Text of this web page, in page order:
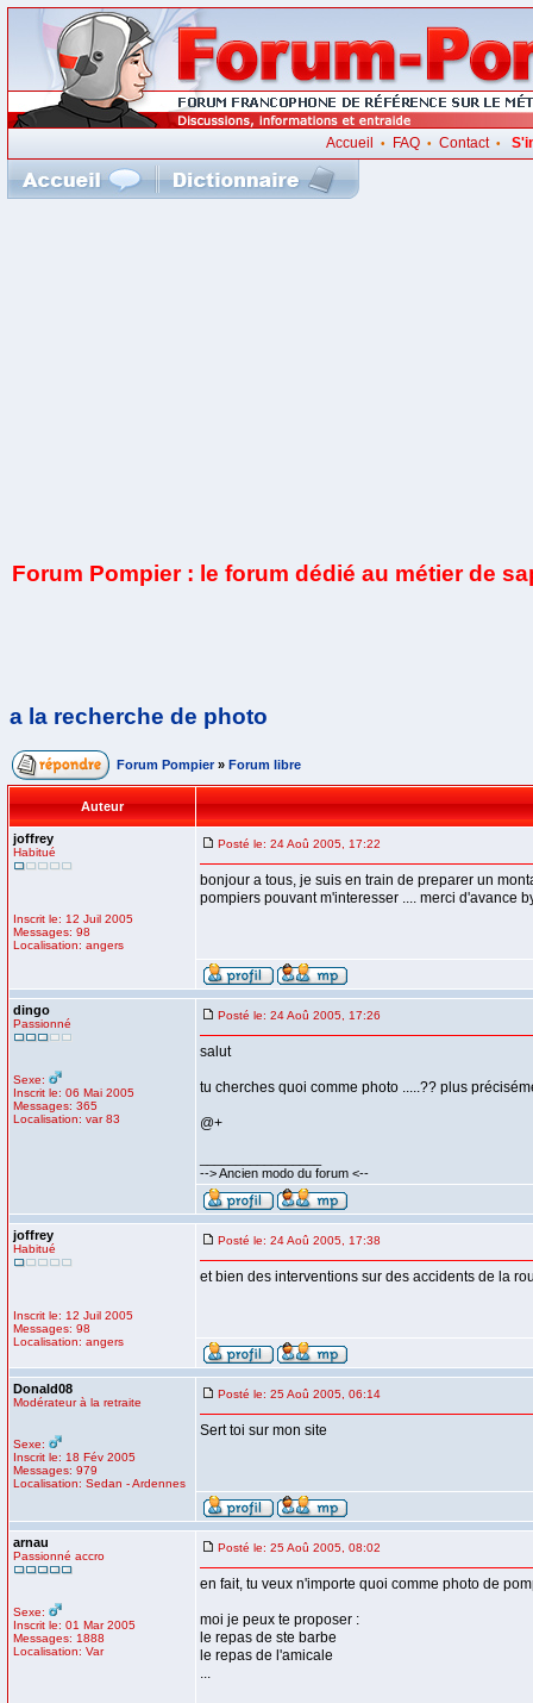
Accueil • FAQ• Contact•
Forum Pompier : le forum dédié au métier de
a la recherche de photo
Forum Pompier » Forum libre
Auteur
joffrey
Habitué
Inscrit le: 12 Juil 2005
Messages: 98
Localisation: angers
Posté le: 24 Aoû 2005, 17:22
bonjour a tous, je suis en train de preparer un
pompiers pouvant m'interesser .... merci d'avance
dingo
Passionné
Sexe:
Inscrit le: 06 Mai 2005
Messages: 365
Localisation: var 83
Posté le: 24 Aoû 2005, 17:26
salut
tu cherches quoi comme photo .....?? plus
@+
--> Ancien modo du forum <--
joffrey
Habitué
Inscrit le: 12 Juil 2005
Messages: 98
Localisation: angers
Posté le: 24 Aoû 2005, 17:38
et bien des interventions sur des accidents de la
Donald08
Modérateur à la retraite
Sexe:
Inscrit le: 18 Fév 2005
Messages: 979
Localisation: Sedan - Ardennes
Posté le: 25 Aoû 2005, 06:14
Sert toi sur mon site
arnau
Passionné accro
Sexe:
Inscrit le: 01 Mar 2005
Messages: 1888
Localisation: Var
Posté le: 25 Aoû 2005, 08:02
en fait, tu veux n'importe quoi comme photo de
moi je peux te proposer :
le repas de ste barbe
le repas de l'amicale
...